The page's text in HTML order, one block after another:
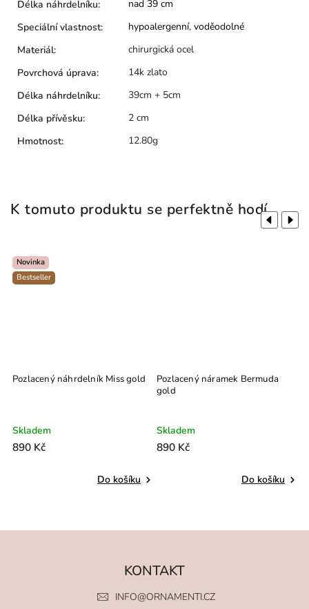
Délka náhrdelníku:
nad 39 cm
Speciální vlastnost: hypoalergenní, voděodolné
Materiál:
chirurgická ocel
Povrchová úprava:
14k zlato
Délka náhrdelníku:
39cm + 5cm
Délka přívěsku:
2 cm
Hmotnost: 12.80g
K tomuto produktu se perfektně hodí
Previous
Novinka
Bestseller
Pozlacený náhrdelník Miss gold
Skladem
890 Kč
Do košíku
Pozlacený náramek Bermuda
gold
Skladem
890 Kč
Do košíku
Next
KONTAKT
INFO@ORNAMENTI.CZ